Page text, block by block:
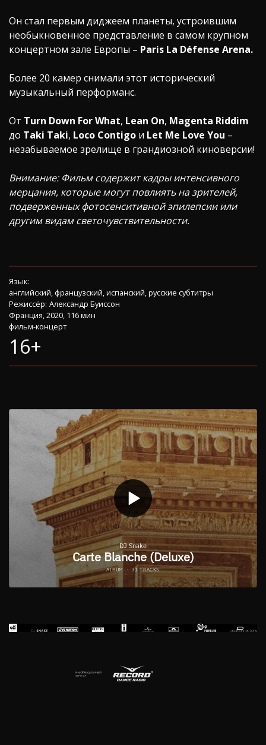
Он стал первым диджеем планеты, устроившим
необыкновенное представление в самом крупном
концертном зале Европы – Paris La Défense Arena.
Более 20 камер снимали этот исторический
музыкальный перформанс.
От Turn Down For What, Lean On, Magenta Riddim
до Taki Taki, Loco Contigo и Let Me Love You –
незабываемое зрелище в грандиозной киноверсии!
Внимание: Фильм содержит кадры интенсивного
мерцания, которые могут повлиять на зрителей,
подверженных фотосенситивной эпилепсии или
другим видам светочувствительности.
Язык:
английский, французский, испанский, русские субтитры
Режиссёр: Александр Буиссон
Франция, 2020, 116 мин
фильм-концерт
16+